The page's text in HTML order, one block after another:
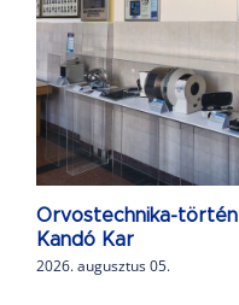
Orvostechnika-
Kandó Kar
2026. augusztus 05.